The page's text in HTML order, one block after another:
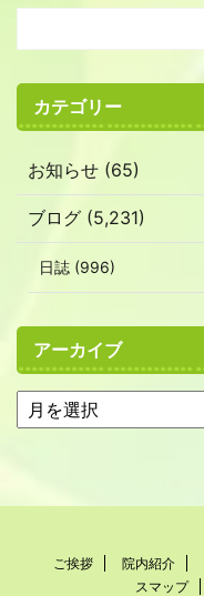
カテゴリー
お知らせ (65)
ブログ (5,231)
日誌 (996)
アーカイブ
ご挨拶 院内紹介
スマップ